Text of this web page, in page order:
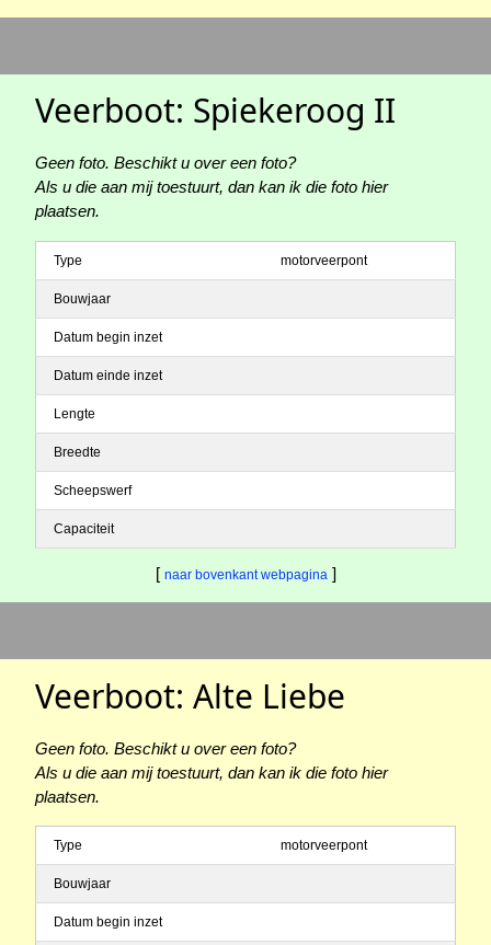
Veerboot: Spiekeroog II
Geen foto. Beschikt u over een foto?
Als u die aan mij toestuurt, dan kan ik die foto hier
plaatsen.
Type motorveerpont
Bouwjaar
Datum begin inzet
Datum einde inzet
Lengte
Breedte
Scheepswerf
Capaciteit
[ naar bovenkant webpagina ]
Veerboot: Alte Liebe
Geen foto. Beschikt u over een foto?
Als u die aan mij toestuurt, dan kan ik die foto hier
plaatsen.
Type motorveerpont
Bouwjaar
Datum begin inzet